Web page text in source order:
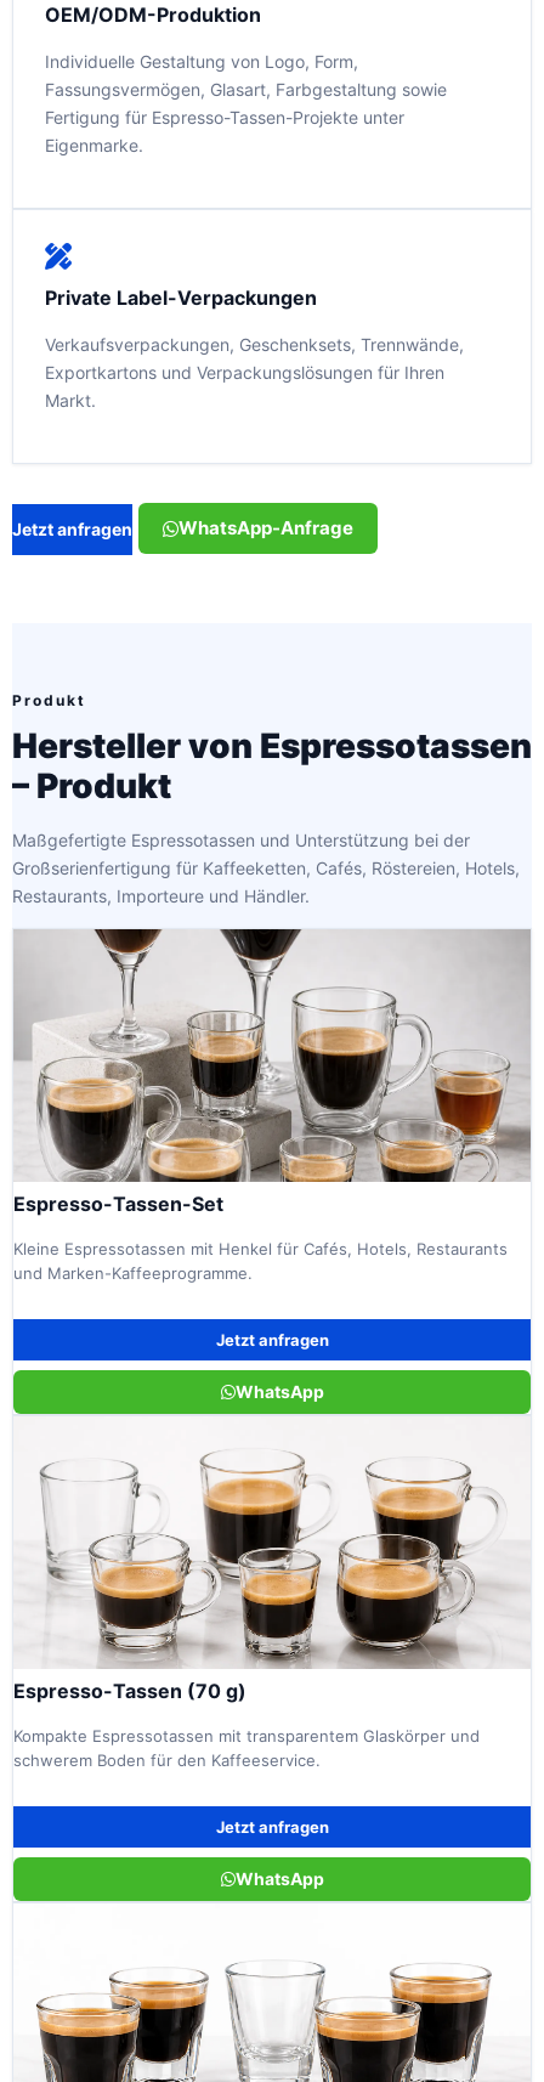
OEM/ODM-Produktion
Individuelle Gestaltung von Logo, Form,
Fassungsvermögen, Glasart, Farbgestaltung sowie
Fertigung für Espresso-Tassen-Projekte unter
Eigenmarke.
Private Label-Verpackungen
Verkaufsverpackungen, Geschenksets, Trennwände,
Exportkartons und Verpackungslösungen für Ihren
Markt.
Jetzt anfragen WhatsApp-Anfrage
Produkt
Hersteller von Espressotassen
– Produkt
Maßgefertigte Espressotassen und Unterstützung bei der
Großserienfertigung für Kaffeeketten, Cafés, Röstereien, Hotels,
Restaurants, Importeure und Händler.
Espresso-Tassen-Set
Kleine Espressotassen mit Henkel für Cafés, Hotels, Restaurants
und Marken-Kaffeeprogramme.
Jetzt anfragen
WhatsApp
Espresso-Tassen (70 g)
Kompakte Espressotassen mit transparentem Glaskörper und
schwerem Boden für den Kaffeeservice.
Jetzt anfragen
WhatsApp